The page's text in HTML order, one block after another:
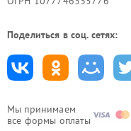
Мы принимаем
все формы оплаты
Поделиться в соц. сетях: